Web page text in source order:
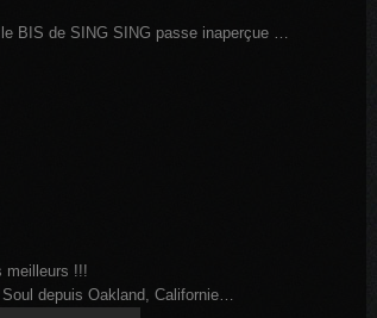
BIS de SING SING passe inaperçue …
meilleurs !!!
depuis Oakland, Californie…